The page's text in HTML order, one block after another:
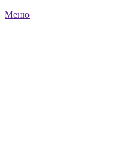
Меню